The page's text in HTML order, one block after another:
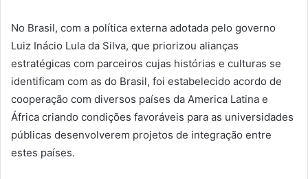
No Brasil, com a política externa adotada pelo governo
Luiz Inácio Lula da Silva, que priorizou alianças
estratégicas com parceiros cujas histórias e culturas se
identificam com as do Brasil, foi estabelecido acordo de
cooperação com diversos países da America Latina e
África criando condições favoráveis para as universidades
públicas desenvolverem projetos de integração entre
estes países.